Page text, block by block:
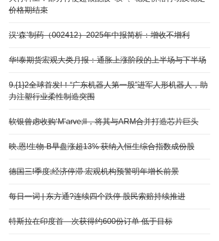
价格期结束
汉‘森’制药（002412）2025年中报简析：增收不增利
华!泰期货宏观大类月报：通胀上涨阶段的上半场与下半场
9.{1}2全球首发!！“广东机器人第一股”进军人形机器人，助
力注塑行业柔性制造突围
软银曾虑收购‘M’arve;ll，将其与ARM合并打造芯片巨头
映.恩!生物-B早盘涨超13% 获纳入恒生综合指数成份股
德国三!季度;经济停滞 宏观机构预警明年增长前景
每日一词 | 东方通?连续四个跌停 股民索赔持续推进
特斯拉在印度首—次获得约600份订单 低于目标